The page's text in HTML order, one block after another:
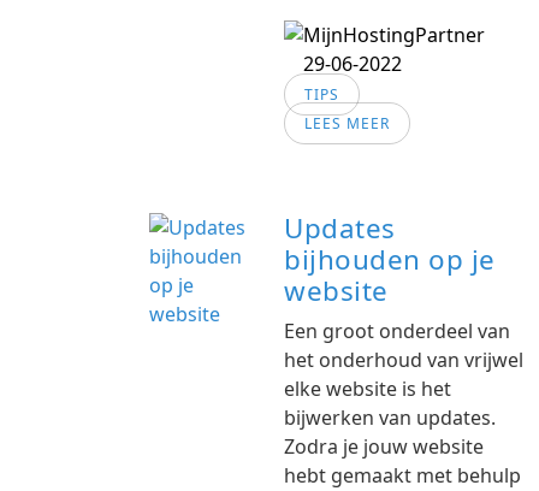
29-06-2022
TIPS
LEES MEER
Updates
bijhouden op je
website
Een groot onderdeel van
het onderhoud van vrijwel
elke website is het
bijwerken van updates.
Zodra je jouw website
hebt gemaakt met behulp